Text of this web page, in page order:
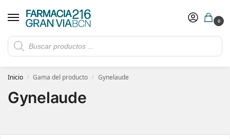
0
Rebajas de verano hasta -30%
​ 5€ de descuento con el cupón 5GRANVIA (compras superiores a 150€)
Inicio / Gama del producto / Gynelaude
Gynelaude